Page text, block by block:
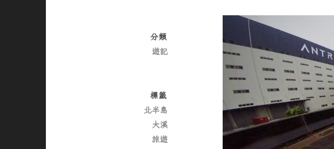
分類
遊記
標籤
北半島
大溪
旅遊